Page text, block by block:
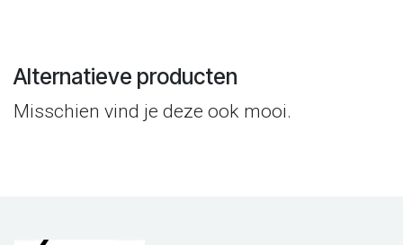
Alternatieve producten
Misschien vind je deze ook mooi.